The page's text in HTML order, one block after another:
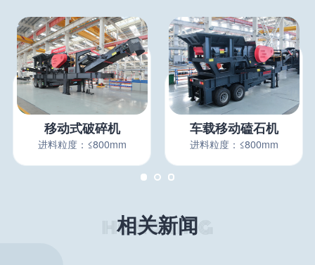
移动式破碎机
进料粒度：≤800mm
车载移动磕石机
进料粒度：≤800mm
相关新闻